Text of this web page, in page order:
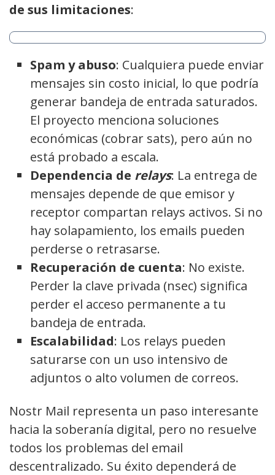
de sus limitaciones:
Spam y abuso: Cualquiera puede enviar
mensajes sin costo inicial, lo que podría
generar bandeja de entrada saturados.
El proyecto menciona soluciones
económicas (cobrar sats), pero aún no
está probado a escala.
Dependencia de relays: La entrega de
mensajes depende de que emisor y
receptor compartan relays activos. Si no
hay solapamiento, los emails pueden
perderse o retrasarse.
Recuperación de cuenta: No existe.
Perder la clave privada (nsec) significa
perder el acceso permanente a tu
bandeja de entrada.
Escalabilidad: Los relays pueden
saturarse con un uso intensivo de
adjuntos o alto volumen de correos.
Nostr Mail representa un paso interesante
hacia la soberanía digital, pero no resuelve
todos los problemas del email
descentralizado. Su éxito dependerá de